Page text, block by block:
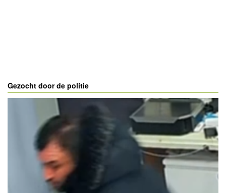
Gezocht door de politie